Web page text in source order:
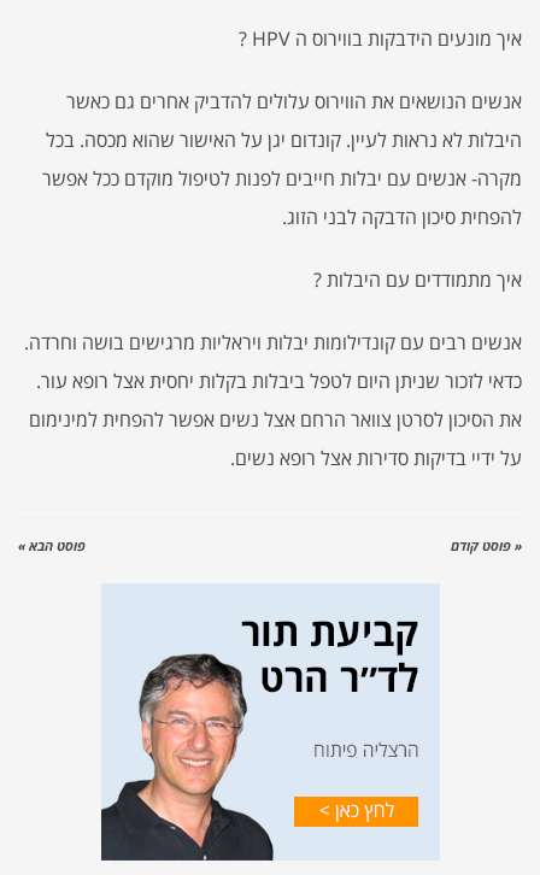
איך מונעים הידבקות בווירוס ה HPV ?
אנשים הנושאים את הווירוס עלולים להדביק אחרים גם כאשר
היבלות לא נראות לעיין. קונדום יגן על האישור שהוא מכסה. בכל
מקרה- אנשים עם יבלות חייבים לפנות לטיפול מוקדם ככל אפשר
להפחית סיכון הדבקה לבני הזוג.
איך מתמודדים עם היבלות ?
אנשים רבים עם קונדילומות יבלות ויראליות מרגישים בושה וחרדה.
כדאי לזכור שניתן היום לטפל ביבלות בקלות יחסית אצל רופא עור.
את הסיכון לסרטן צוואר הרחם אצל נשים אפשר להפחית למינימום
על ידיי בדיקות סדירות אצל רופא נשים.
« פוסט קודם פוסט הבא »